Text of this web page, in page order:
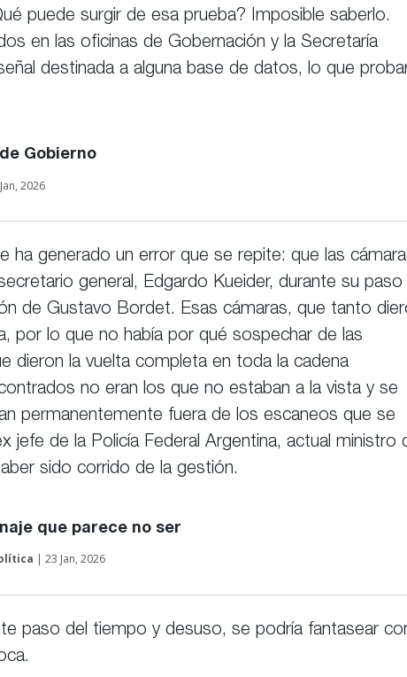
puede surgir de esa prueba? Imposible saberlo.
en las oficinas de Gobernación y la Secretaría
destinada a alguna base de datos, lo que
Gobierno
2026
ha generado un error que se repite: que las
general, Edgardo Kueider, durante su paso
de Gustavo Bordet. Esas cámaras, que tanto
por lo que no había por qué sospechar de las
dieron la vuelta completa en toda la cadena
no eran los que no estaban a la vista y se
permanentemente fuera de los escaneos que se
jefe de la Policía Federal Argentina, actual ministro
sido corrido de la gestión.
que parece no ser
| 23 Jan, 2026
paso del tiempo y desuso, se podría fantasear